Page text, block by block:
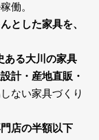
働。
とした家具を、
ある大川の家具
計・産地直販・
ない家具づくり
店の半額以下